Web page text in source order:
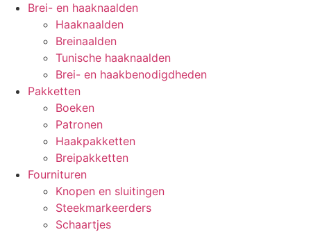
Brei- en haaknaalden
Haaknaalden
Breinaalden
Tunische haaknaalden
Brei- en haakbenodigdheden
Pakketten
Boeken
Patronen
Haakpakketten
Breipakketten
Fournituren
Knopen en sluitingen
Steekmarkeerders
Schaartjes